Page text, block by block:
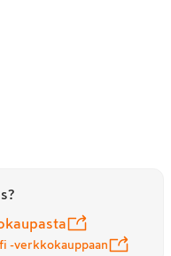
-verkkokauppaan